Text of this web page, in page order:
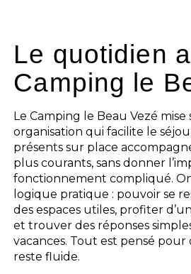
Les
Les infos
Le quotidien
Camping le
Le Camping le Beau Vezé
organisation qui facilite le
présents sur place
plus courants, sans donner
fonctionnement compliqué.
logique pratique : pouvoir se
des espaces utiles, profiter
et trouver des réponses
vacances. Tout est pensé
reste fluide.